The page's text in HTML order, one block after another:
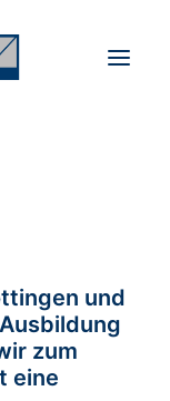
und
zum
eine